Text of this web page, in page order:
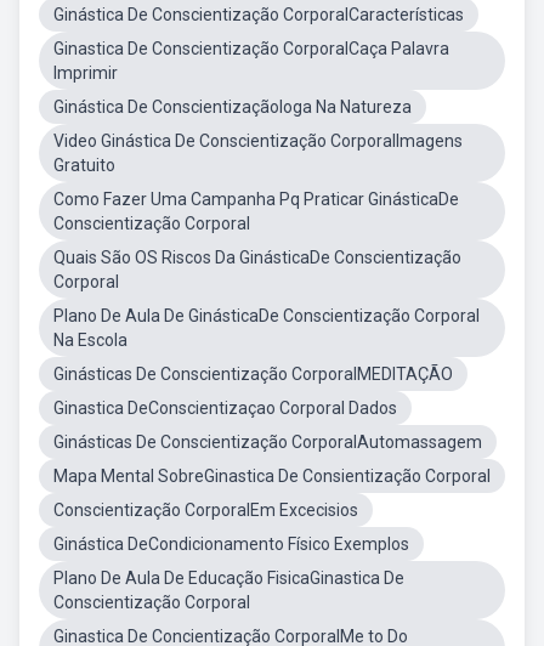
Ginástica De Conscientização CorporalCaracterísticas
Ginastica De Conscientização CorporalCaça Palavra
Imprimir
Ginástica De ConscientizaçãoIoga Na Natureza
Video Ginástica De Conscientização CorporalImagens
Gratuito
Como Fazer Uma Campanha Pq Praticar GinásticaDe
Conscientização Corporal
Quais São OS Riscos Da GinásticaDe Conscientização
Corporal
Plano De Aula De GinásticaDe Conscientização Corporal
Na Escola
Ginásticas De Conscientização CorporalMEDITAÇÃO
Ginastica DeConscientizaçao Corporal Dados
Ginásticas De Conscientização CorporalAutomassagem
Mapa Mental SobreGinastica De Consientização Corporal
Conscientização CorporalEm Excecisios
Ginástica DeCondicionamento Físico Exemplos
Plano De Aula De Educação FisicaGinastica De
Conscientização Corporal
Ginastica De Concientização CorporalMe to Do